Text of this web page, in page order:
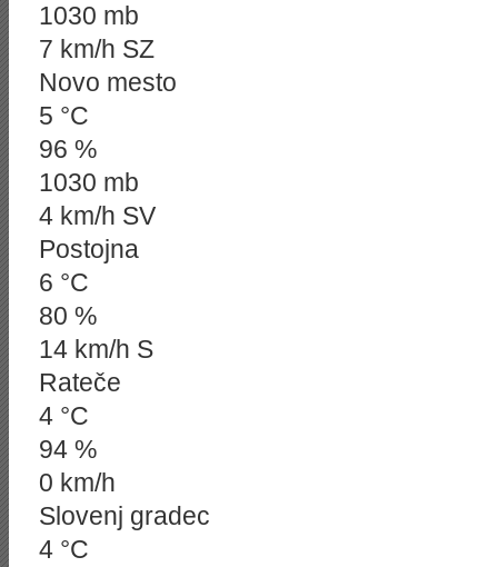
1030 mb
7 km/h SZ
Novo mesto
5 °C
96 %
1030 mb
4 km/h SV
Postojna
6 °C
80 %
14 km/h S
Rateče
4 °C
94 %
0 km/h
Slovenj gradec
4 °C